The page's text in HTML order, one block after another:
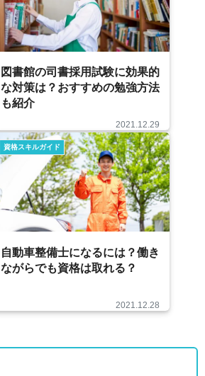
図書館の司書採用試験に効果的
な対策は？おすすめの勉強方法
も紹介
2021.12.29
資格スキルガイド
自動車整備士になるには？働き
ながらでも資格は取れる？
2021.12.28